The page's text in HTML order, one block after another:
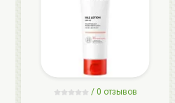
/ 0 отзывов